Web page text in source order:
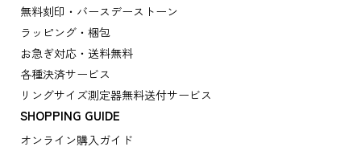
無料刻印・バースデーストーン
ラッピング・梱包
お急ぎ対応・送料無料
各種決済サービス
リングサイズ測定器無料送付サービス
SHOPPING GUIDE
オンライン購入ガイド